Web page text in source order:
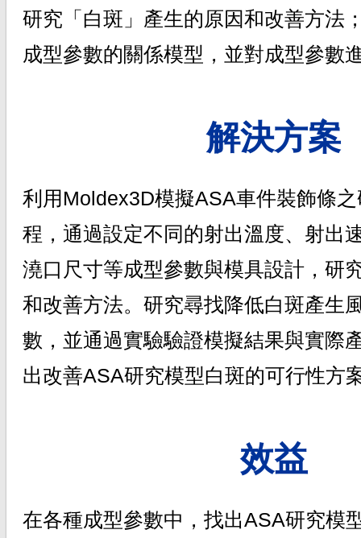
研究「白斑」產生的原因和改善方法
成型參數的關係模型，並對成型參數
解決方案
利用Moldex3D模擬ASA車件裝飾條
程，通過設定不同的射出溫度、射出
澆口尺寸等成型參數與模具設計，研
和改善方法。研究尋找降低白斑產生
數，並通過實驗驗證模擬結果與實際
出改善ASA研究模型白斑的可行性方
效益
在各種成型參數中，找出ASA研究模